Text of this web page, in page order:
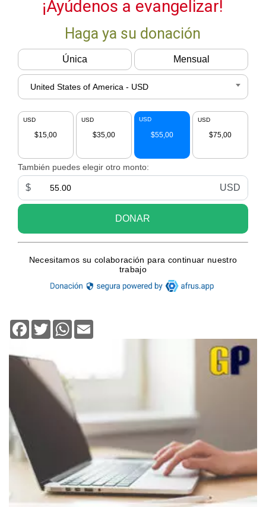
Facebook
TwitterWhatsApp